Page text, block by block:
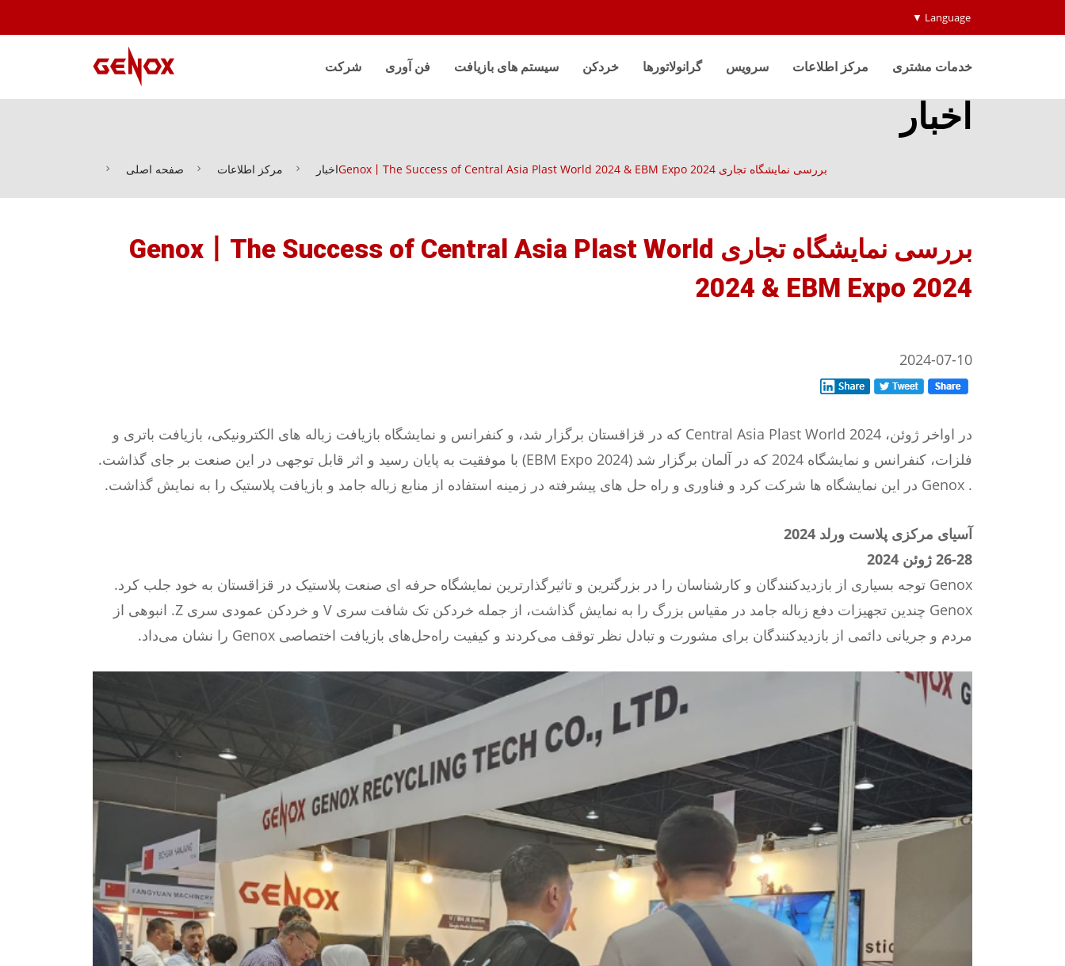
Language ▼
شرکت فن آوری سیستم های بازیافت خردکن گرانولاتورها سرویس مرکز اطلاعات خدمات مشتری
اخبار
صفحه اصلی مرکز اطلاعات اخبار بررسی نمایشگاه تجاری Genox丨The Success of Central Asia Plast World 2024 & EBM Expo 2024
بررسی نمایشگاه تجاری Genox丨The Success of Central Asia Plast World
2024 & EBM Expo 2024
2024-07-10
در اواخر ژوئن، Central Asia Plast World 2024 که در قزاقستان برگزار شد، و کنفرانس و نمایشگاه بازیافت زباله های الکترونیکی، بازیافت باتری و
فلزات، کنفرانس و نمایشگاه 2024 که در آلمان برگزار شد (EBM Expo 2024) با موفقیت به پایان رسید و اثر قابل توجهی در این صنعت بر جای گذاشت.
. Genox در این نمایشگاه ها شرکت کرد و فناوری و راه حل های پیشرفته در زمینه استفاده از منابع زباله جامد و بازیافت پلاستیک را به نمایش گذاشت.
آسیای مرکزی پلاست ورلد 2024
26-28 ژوئن 2024
Genox توجه بسیاری از بازدیدکنندگان و کارشناسان را در بزرگترین و تاثیرگذارترین نمایشگاه حرفه ای صنعت پلاستیک در قزاقستان به خود جلب کرد.
Genox چندین تجهیزات دفع زباله جامد در مقیاس بزرگ را به نمایش گذاشت، از جمله خردکن تک شافت سری V و خردکن عمودی سری Z. انبوهی از
مردم و جریانی دائمی از بازدیدکنندگان برای مشورت و تبادل نظر توقف می‌کردند و کیفیت راه‌حل‌های بازیافت اختصاصی Genox را نشان می‌داد.